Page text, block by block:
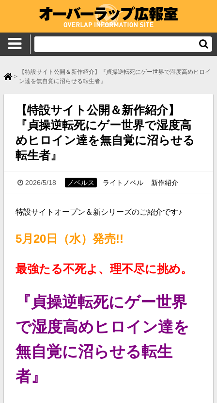
>
【特設サイト公開＆新作紹介】『貞操逆転死にゲー世界で湿度高めヒロイ
ン達を無自覚に沼らせる転生者』
【特設サイト公開＆新作紹介】
『貞操逆転死にゲー世界で湿度高
めヒロイン達を無自覚に沼らせる
転生者』
2026/5/18 ノベルス ライトノベル 新作紹介
特設サイトオープン＆新シリーズのご紹介です♪
5月20日（水）発売!!
最強たる不死よ、理不尽に挑め。
『貞操逆転死にゲー世界
で湿度高めヒロイン達を
無自覚に沼らせる転生
者』